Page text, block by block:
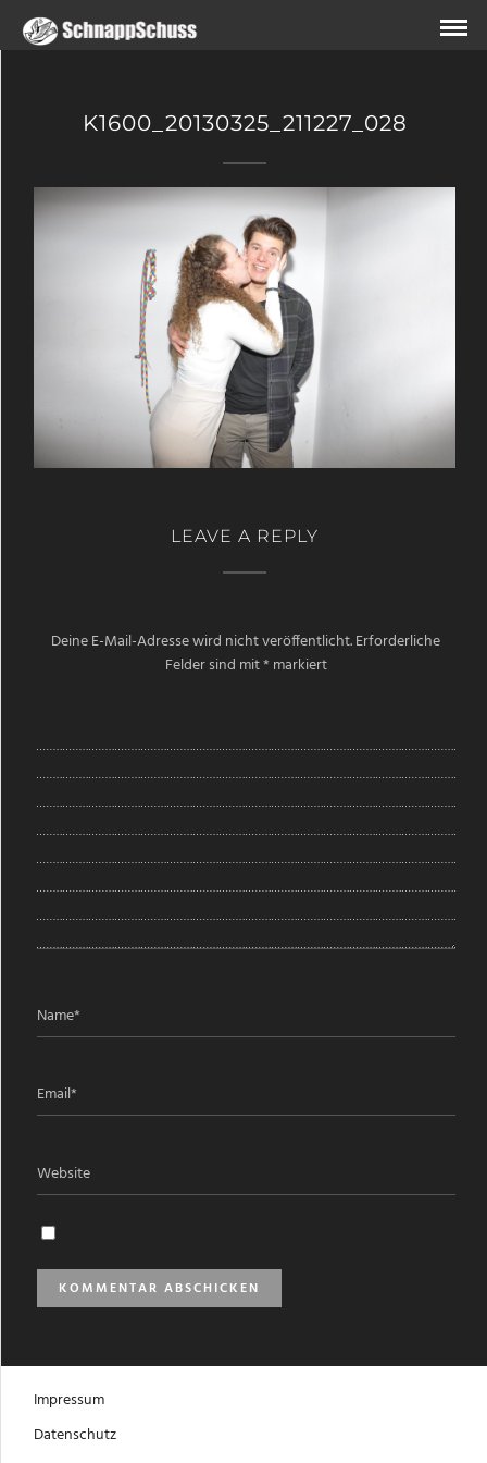
K1600_20130325_211227_028
LEAVE A REPLY
Deine E-Mail-Adresse wird nicht veröffentlicht.Erforderliche
Felder sind mit* markiert
Impressum
Datenschutz